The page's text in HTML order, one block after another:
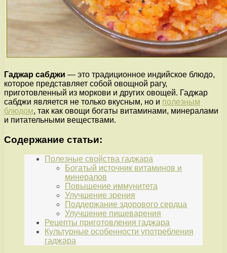
Гаджар сабджи — это традиционное индийское блюдо,
которое представляет собой овощной рагу,
приготовленный из моркови и других овощей. Гаджар
сабджи является не только вкусным, но и полезным
блюдом, так как овощи богаты витаминами, минералами
и питательными веществами.
Содержание статьи:
Полезные свойства гаджара
Богатый источник витаминов и
минералов
Повышение иммунитета
Улучшение зрения
Поддержание здорового сердца
Улучшение пищеварения
Рецепты приготовления гаджара
Культурные особенности употребления
гаджара